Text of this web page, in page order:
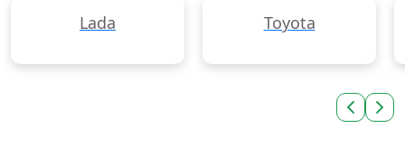
Lada Toyota